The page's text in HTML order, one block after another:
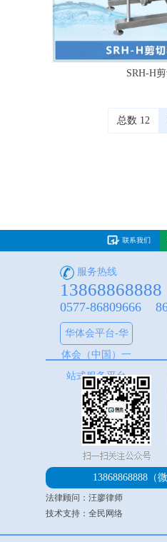
SRH-H
总数 12
服务热线
13868868888
0577-86809666
华体会平台-华
体会（中国）一
站式服务平台
13868868888（微
法律顾问：汪廖律师
技术支持：全民网络